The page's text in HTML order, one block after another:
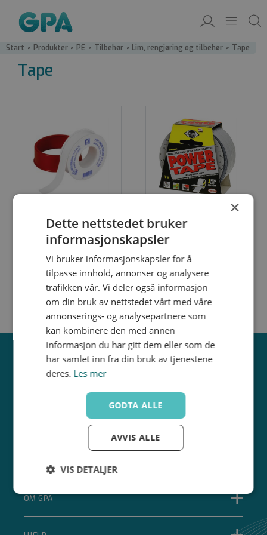
Start / Produkter / PE / Tilbehør / Lim, rengjøring og tilbehør / Tape
Tape
Teflontape
Plastic Padding Power
OM GPA
×
Dette nettstedet bruker
informasjonskapsler
Vi bruker informasjonskapsler for å
tilpasse innhold, annonser og analysere
trafikken vår. Vi deler også informasjon
om din bruk av nettstedet vårt med våre
annonserings- og analysepartnere som
kan kombinere den med annen
informasjon du har gitt dem eller som de
har samlet inn fra din bruk av tjenestene
deres. Les mer
GODTA ALLE
AVVIS ALLE
VIS DETALJER
Strengt
nødvendig
Ytelse Målretting